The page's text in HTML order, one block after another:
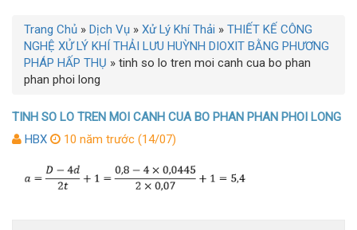
Trang Chủ » Dịch Vụ » Xử Lý Khí Thải » THIẾT KẾ CÔNG
NGHỆ XỬ LÝ KHÍ THẢI LƯU HUỲNH DIOXIT BẰNG PHƯƠNG
PHÁP HẤP THỤ » tinh so lo tren moi canh cua bo phan
phan phoi long
TINH SO LO TREN MOI CANH CUA BO PHAN PHAN PHOI LONG
HBX
10 năm trước (14/07)